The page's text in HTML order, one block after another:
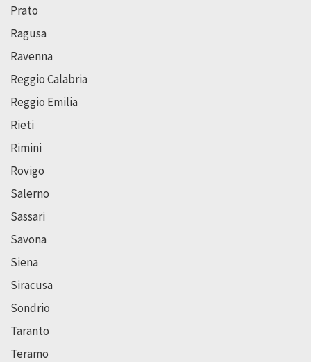
Prato
Ragusa
Ravenna
Reggio Calabria
Reggio Emilia
Rieti
Rimini
Rovigo
Salerno
Sassari
Savona
Siena
Siracusa
Sondrio
Taranto
Teramo